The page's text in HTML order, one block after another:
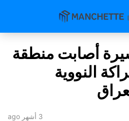
أصابت منطقة
النووية
3 أشهر ago